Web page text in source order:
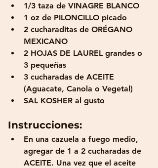
1/3 taza de VINAGRE BLANCO
1 oz de PILONCILLO picado
2 cucharaditas de ORÉGANO
MEXICANO
2 HOJAS DE LAUREL grandes o
3 pequeñas
3 cucharadas de ACEITE
(Aguacate, Canola o Vegetal)
SAL KOSHER al gusto
Instrucciones:
En una cazuela a fuego medio,
agregar de 1 a 2 cucharadas de
ACEITE. Una vez que el aceite